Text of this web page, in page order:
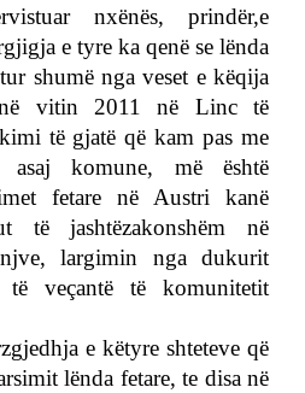
nxënës, prindër,e
e tyre ka qenë se lënda
shumë nga veset e këqija
vitin 2011 në Linc të
të gjatë që kam pas me
komune, më është
fetare në Austri kanë
të jashtëzakonshëm në
largimin nga dukurit
veçantë të komunitetit
e këtyre shteteve që
lënda fetare, te disa në